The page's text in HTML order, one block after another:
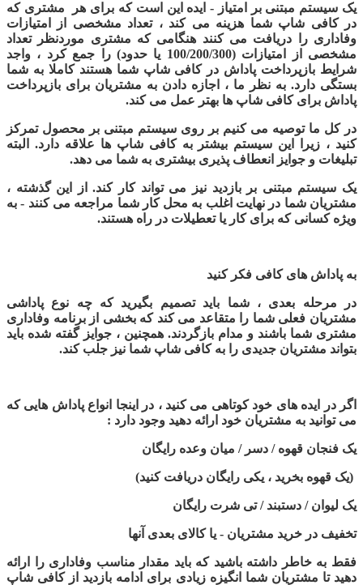
یک سیستم مبتنی بر امتیاز - ایده این است که برای هر مشتری که
در کافی شاپ شما هزینه می کند ، تعداد مشخصی از امتیازات
وفاداری را دریافت می کنند هنگامی که مشتری موردنظر تعداد
مشخصی از امتیازات (100/200/300 یا حدود) را جمع کرد ، واجد
شرایط بازپرداخت پاداش در کافی شاپ شما هستند کاملا به شما
بستگی دارد. به نظر ما ، اجازه دادن به مشتریان برای بازپرداخت
پاداش برای کافی شاپ ها بهتر عمل می کند.
در کل ما توصیه می کنیم بر روی سیستم مبتنی بر محصول تمرکز
کنید ، زیرا این سیستم بیشتر به کافی شاپ ها علاقه دارد. البته
تبلیغات و جوایز انعطاف پذیری بیشتری به شما می دهد.
یک سیستم مبتنی بر بازدید نیز می تواند کار کند. از این گذشته ،
مشتریان شما در نهایت اغلب به محل کار شما مراجعه می کنند - به
ویژه کسانی که برای کار یا تعطیلات در راه هستند.
به پاداش های کافی فکر کنید
در مرحله بعدی ، شما باید تصمیم بگیرید که چه نوع پاداشی
مشتریان فعلی شما را متقاعد می کند که بخشی از برنامه وفاداری
مشتری شما باشند و مدام بازگردند. همچنین ، جوایز گفته شده باید
بتواند مشتریان جدیدی را به کافی شاپ شما نیز جلب کند.
اگر در ایده های خود کوتاهی می کنید ، در اینجا انواع پاداش هایی که
می توانید به مشتریان خود ارائه دهید وجود دارد :
یک فنجان قهوه / دسر / میان وعده رایگان
(یک قهوه بخرید ، یکی رایگان دریافت کنید)
یک لیوان / دستبند / تی شرت رایگان
تخفیف در خرید مشتریان - یا کالای بعدی آنها
فقط به خاطر داشته باشید که باید مقدار مناسب وفاداری را ارائه
دهید تا مشتریان شما انگیزه زیادی برای ادامه بازدید از کافی شاپ